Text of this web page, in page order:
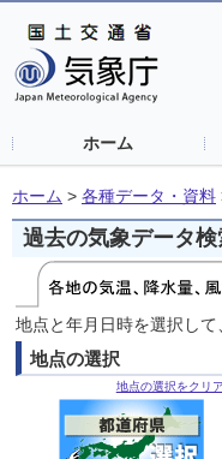
ホーム
ホーム > 各種データ・資料
過去の気象データ検
地点と年月日時を選択し
地点の選択
地点の選択をクリア